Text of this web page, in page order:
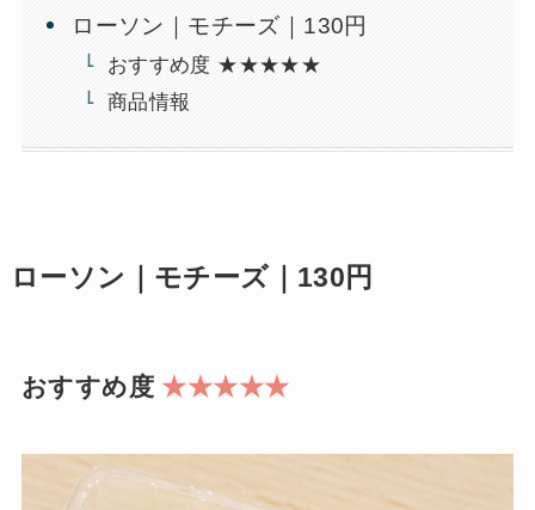
ローソン｜モチーズ｜130円
おすすめ度 ★★★★★
商品情報
ローソン｜モチーズ｜130円
おすすめ度 ★★★★★